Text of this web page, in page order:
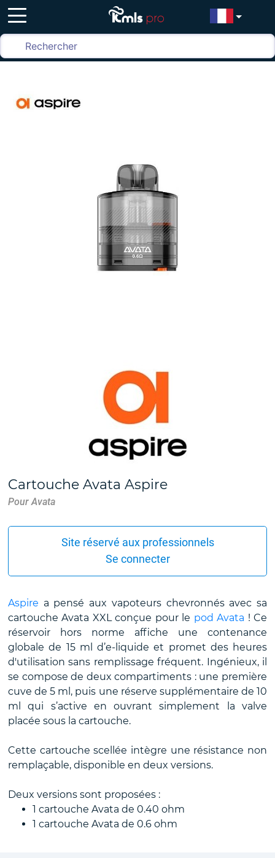
Cartouche Avata Aspire
Pour Avata
Site réservé aux professionnels
Se connecter
Aspire a pensé aux vapoteurs chevronnés avec sa
cartouche Avata XXL conçue pour le pod Avata ! Ce
réservoir hors norme affiche une contenance
globale de 15 ml d’e-liquide et promet des heures
d'utilisation sans remplissage fréquent. Ingénieux, il
se compose de deux compartiments : une première
cuve de 5 ml, puis une réserve supplémentaire de 10
ml qui s’active en ouvrant simplement la valve
placée sous la cartouche.
Cette cartouche scellée intègre une résistance non
remplaçable, disponible en deux versions.
Deux versions sont proposées :
1 cartouche Avata de 0.40 ohm
1 cartouche Avata de 0.6 ohm